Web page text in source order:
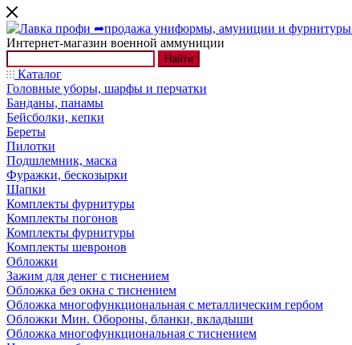
Интернет-магазин военной аммуниции
Найти
Каталог
Головные уборы, шарфы и перчатки
Банданы, панамы
Бейсболки, кепки
Береты
Пилотки
Подшлемник, маска
Фуражки, бескозырки
Шапки
Комплекты фурнитуры
Комплекты погонов
Комплекты фурнитуры
Комплекты шевронов
Обложки
Зажим для денег с тиснением
Обложка без окна с тиснением
Обложка многофункциональная с металлическим гербом
Обложки Мин. Обороны, бланки, вкладыши
Обложка многофункциональная с тиснением